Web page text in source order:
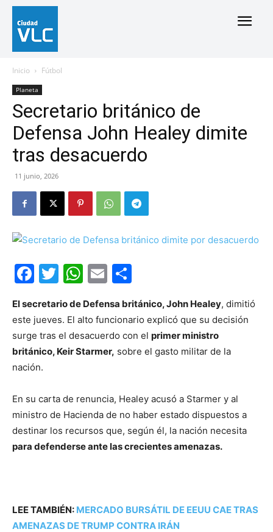
Inicio Fútbol
Planeta
Secretario británico de
Defensa John Healey dimite
tras desacuerdo
11 junio, 2026
Facebook
Twitter
WhatsApp
Email
El secretario de Defensa británico, John Healey, dimitió
este jueves. El alto funcionario explicó que su decisión
surge tras el desacuerdo con el primer ministro
británico, Keir Starmer, sobre el gasto militar de la
nación.
En su carta de renuncia, Healey acusó a Starmer y al
ministro de Hacienda de no haber estado dispuestos a
destinar los recursos que, según él, la nación necesita
para defenderse ante las crecientes amenazas.
LEE TAMBIÉN: MERCADO BURSÁTIL DE EEUU CAE TRAS
AMENAZAS DE TRUMP CONTRA IRÁN